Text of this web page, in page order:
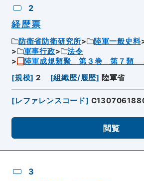
2
経歴票
防衛省防衛研究所 陸軍一般史料
軍事行政
法令
陸軍成規類聚 第３巻 第７類
[規模] 2 [組織歴/履歴] 陸軍省
[レファレンスコード]
閲覧
3